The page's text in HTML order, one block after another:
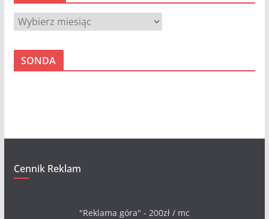
A
r
c
SONDA
Cennik Reklam
"Reklama góra" - 200zł / mc